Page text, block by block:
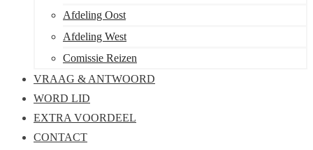
Afdeling Oost
Afdeling West
Comissie Reizen
VRAAG & ANTWOORD
WORD LID
EXTRA VOORDEEL
CONTACT